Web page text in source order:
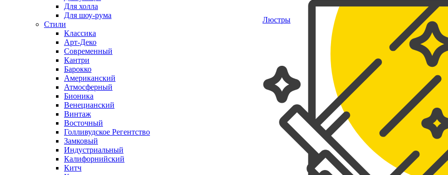
Люстры
Для холла
Для шоу-рума
Стили
Классика
Арт-Деко
Современный
Кантри
Барокко
Американский
Атмосферный
Бионика
Венецианский
Винтаж
Восточный
Голливудское Регентство
Замковый
Индустриальный
Калифорнийский
Китч